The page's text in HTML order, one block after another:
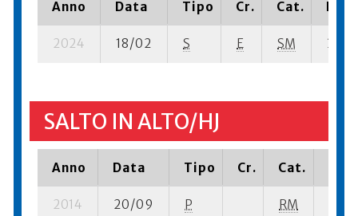
Anno Data Tipo Cr. Cat.
2024 18/02 S E SM 3 su-
SALTO IN ALTO/HJ
Anno Data Tipo Cr. Cat.
2014 20/09 P RM